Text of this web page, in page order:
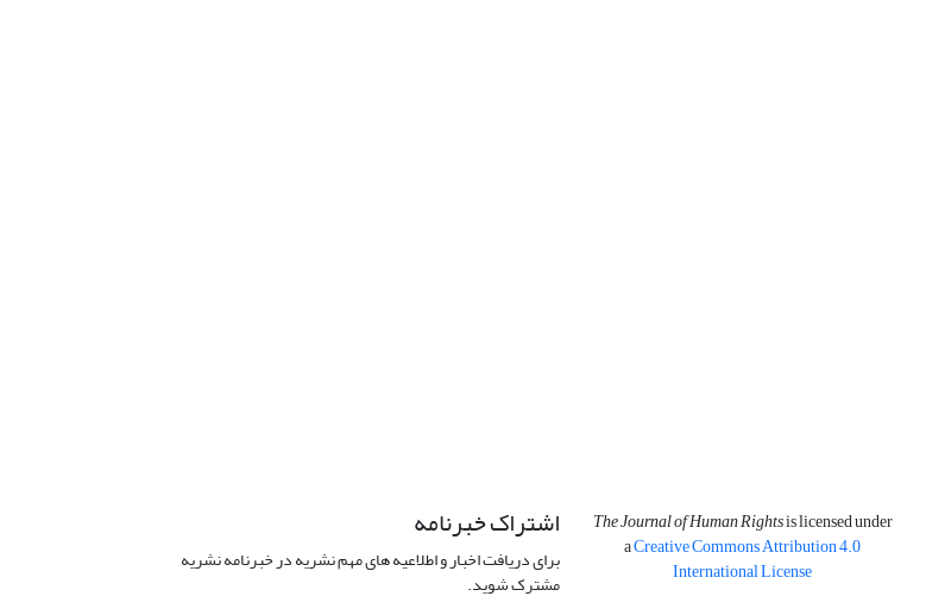
The Journal of Human Rightsis licensed under
aCreative Commons Attribution 4.0
International License
اشتراک خبرنامه
برای دریافت اخبار و اطلاعیه های مهم نشریه در خبرنامه نشریه
مشترک شوید.